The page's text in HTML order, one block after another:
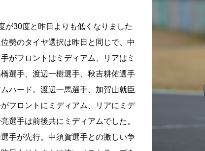
が30度と昨日よりも低くなりました
勢のタイヤ選択は昨日と同じで、中
がフロントはミディアム、リアはミ
選手、渡辺一樹選手、秋吉耕佑選手
ハード。渡辺一馬選手、加賀山就臣
フロントにミディアム、リアにミデ
選手は前後共にミディアムでした。
手が先行。中須賀選手との激しい争